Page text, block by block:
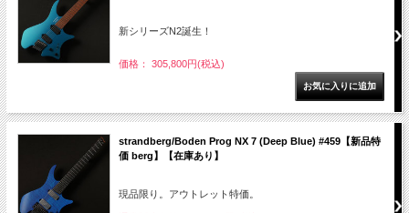
新シリーズN2誕生！
価格： 305,800円(税込)
strandberg/Boden Prog NX 7 (Deep Blue) #459【新品特
価 berg】【在庫あり】
現品限り。アウトレット特価。